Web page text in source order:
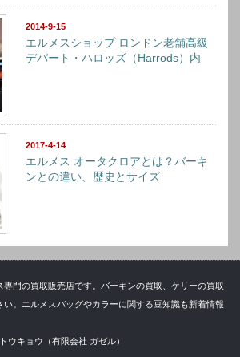
2014-9-15
エルメスショップ ロンドン老舗高級
デパート・ハロッズ（Harrods）内
2017-4-14
エルメス オータクロアとは？バーキ
ンとの違い、歴史とサイズ
専門の買取販売店です。バーキンの買取、ケリーの買取
い。エルメスバッグやカラーに関する豆知識も新着情報
ウキョウ（有限会社 ガゼル）